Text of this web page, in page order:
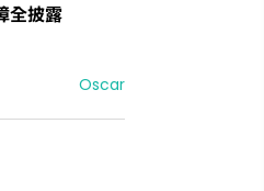
全披露
Oscar